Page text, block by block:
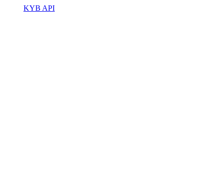
KYB API